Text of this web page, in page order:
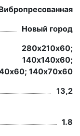
Новый город
280х210х60;
140х140х60;
140х70х60
13,2
1.8